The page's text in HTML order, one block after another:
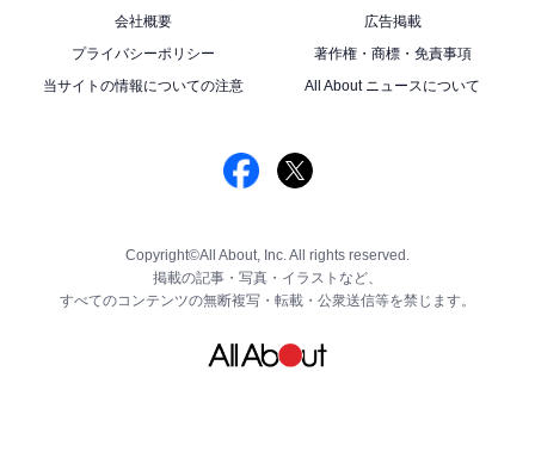
会社概要
広告掲載
プライバシーポリシー
著作権・商標・免責事項
当サイトの情報についての注意
All About ニュースについて
Copyright©All About, Inc. All rights reserved.
掲載の記事・写真・イラストなど、
すべてのコンテンツの無断複写・転載・公衆送信等を禁じます。